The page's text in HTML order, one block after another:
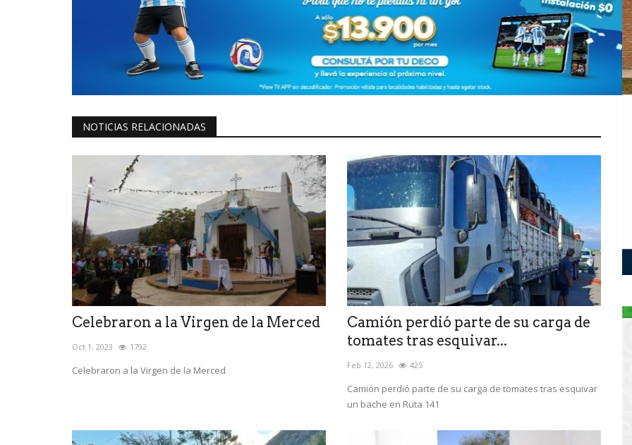
NOTICIAS RELACIONADAS
Celebraron a la Virgen de la Merced
Oct 1, 2023 1792
Celebraron a la Virgen de la Merced
Camión perdió parte de su carga de
tomates tras esquivar...
Feb 12, 2026 425
Camión perdió parte de su carga de tomates tras esquivar
un bache en Ruta 141